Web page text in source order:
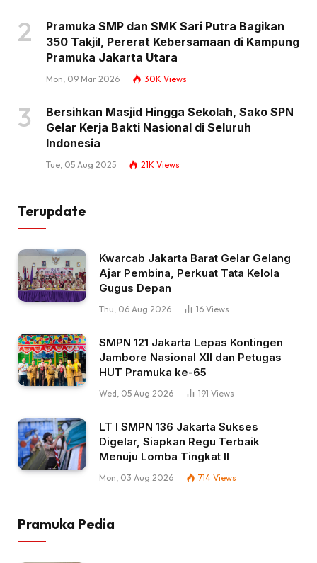
Pramuka SMP dan SMK Sari Putra Bagikan
350 Takjil, Pererat Kebersamaan di Kampung
Pramuka Jakarta Utara
Mon, 09 Mar 2026 30K Views
Bersihkan Masjid Hingga Sekolah, Sako SPN
Gelar Kerja Bakti Nasional di Seluruh
Indonesia
Tue, 05 Aug 2025 21K Views
Terupdate
Kwarcab Jakarta Barat Gelar Gelang
Ajar Pembina, Perkuat Tata Kelola
Gugus Depan
Thu, 06 Aug 2026 16 Views
SMPN 121 Jakarta Lepas Kontingen
Jambore Nasional XII dan Petugas
HUT Pramuka ke-65
Wed, 05 Aug 2026 191 Views
LT I SMPN 136 Jakarta Sukses
Digelar, Siapkan Regu Terbaik
Menuju Lomba Tingkat II
Mon, 03 Aug 2026 714 Views
Pramuka Pedia